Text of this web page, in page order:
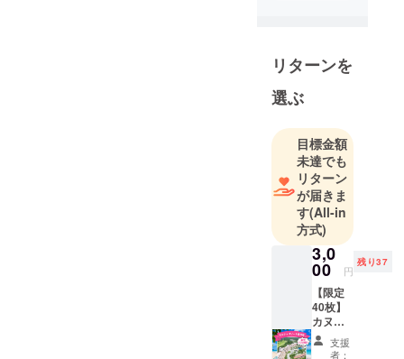
リターンを
選ぶ
目標金額
未達でも
リターン
が届きま
す(All-in
方式)
3,0
00 円
残り37
【限定
40枚】
カヌ
チャリ
ゾート
支援
者：